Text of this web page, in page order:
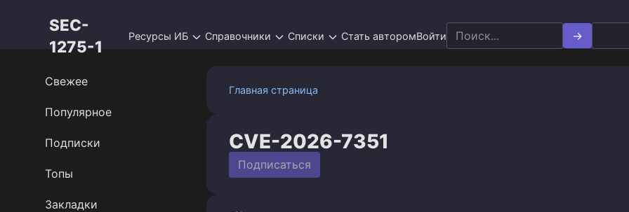
SEC-
1275-1
Ресурсы ИБ Справочники Списки Стать авторомВойти
Search
for:
Главная страница
CVE-2026-7351
Подписаться
Свежее
Популярное
Подписки
Топы
Закладки